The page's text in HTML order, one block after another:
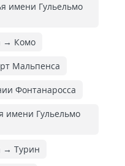
имени Гульельмо
→ Комо
Мальпенса
Фонтанаросса
имени Гульельмо
→ Турин